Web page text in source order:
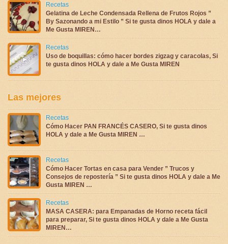
Recetas
Gelatina de Leche Condensada Rellena de Frutos Rojos ”
By Sazonando a mi Estilo ” Si te gusta dinos HOLA y dale a
Me Gusta MIREN…
Recetas
Uso de boquillas: cómo hacer bordes zigzag y caracolas, Si
te gusta dinos HOLA y dale a Me Gusta MIREN
Las mejores
Recetas
Cómo Hacer PAN FRANCÉS CASERO, Si te gusta dinos
HOLA y dale a Me Gusta MIREN …
Recetas
Cómo Hacer Tortas en casa para Vender ” Trucos y
Consejos de repostería ” Si te gusta dinos HOLA y dale a Me
Gusta MIREN …
Recetas
MASA CASERA: para Empanadas de Horno receta fácil
para preparar, Si te gusta dinos HOLA y dale a Me Gusta
MIREN…